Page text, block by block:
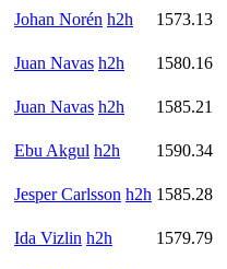
Johan Norén h2h
1573.13
Juan Navas h2h
1580.16
Juan Navas h2h
1585.21
Ebu Akgul h2h
1590.34
Jesper Carlsson h2h 1585.28
Ida Vizlin h2h
1579.79